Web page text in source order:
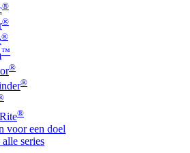
®
®
®
™
®
®
®
voor een doel
series